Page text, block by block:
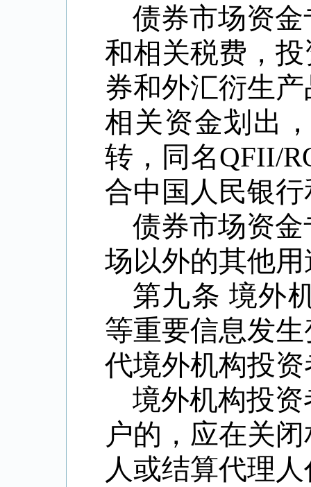
债券市场资
和相关税费，
券和外汇衍生
相关资金划出
转，同名QFII/
合中国人民银
债券市场资
场以外的其他
第九条 境外
等重要信息发
代境外机构投
境外机构投
户的，应在关
人或结算代理